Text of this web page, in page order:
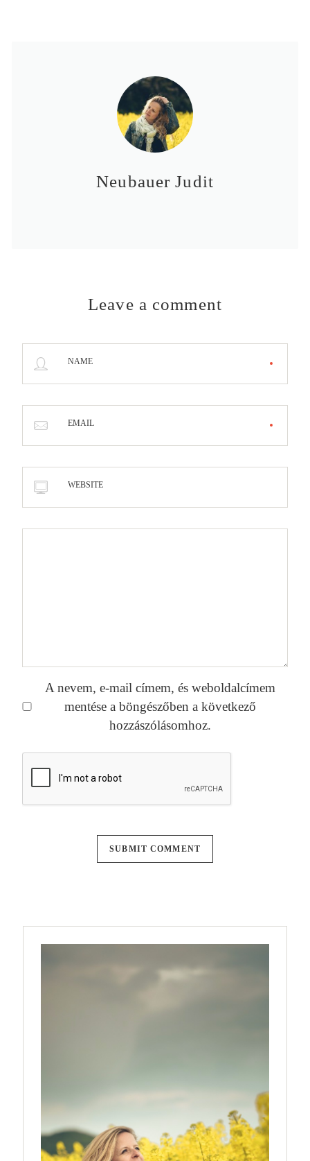
Neubauer Judit
Leave a comment
NAME
EMAIL
WEBSITE
A nevem, e-mail címem, és weboldalcímem
mentése a böngészőben a következő
hozzászólásomhoz.